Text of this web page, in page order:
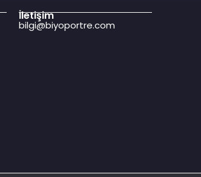
İletişim
bilgi@biyoportre.com